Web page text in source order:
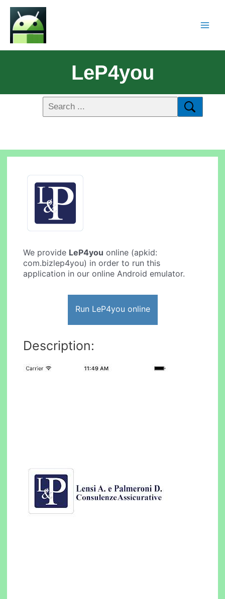
LeP4you
We provide LeP4you online (apkid:
com.bizlep4you) in order to run this
application in our online Android emulator.
Run LeP4you online
Description: